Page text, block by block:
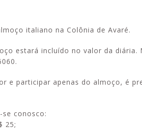
italiano na Colônia de Avaré.
estará incluído no valor da diária.
e participar apenas do almoço, é
conosco:
25;
e momentos de